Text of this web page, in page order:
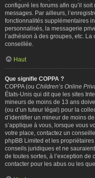
configuré les forums afin qu’il
messages. Par ailleurs,
fonctionnalités supplémentaires
personnalisés, la messagerie
l’adhésion à des groupes, etc.
conseillée.
Haut
Que signifie COPPA ?
COPPA (ou Children’s Online
États-Unis qui dit que les sites
mineurs de moins de 13 ans
(ou d’un tuteur légal) pour la
d’identifier un mineur de moins
s’applique à vous, lorsque vous
votre place, contactez un
phpBB Limited et les
conseils juridiques et ne
de toutes sortes, à l’exception
contacter pour les abus ou les